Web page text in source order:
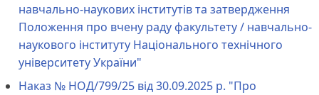
навчально-наукових інститутів та затвердження
Положення про вчену раду факультету / навчально-
наукового інституту Національного технічного
університету України"
Наказ № НОД/799/25 від 30.09.2025 р. "Про